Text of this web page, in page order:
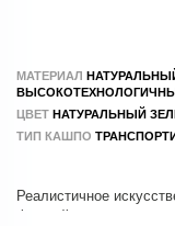
МАТЕРИАЛ
ЦВЕТ НАТУРАЛЬНЫЙ
ТИП КАШПО
Реалистичное
формой кроны и